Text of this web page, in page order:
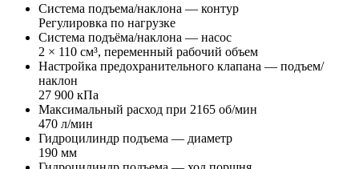
Система подъема/наклона — контур
Регулировка по нагрузке
Система подъёма/наклона — насос
2 × 110 см³, переменный рабочий объем
Настройка предохранительного клапана — подъем/
наклон
27 900 кПа
Максимальный расход при 2165 об/мин
470 л/мин
Гидроцилиндр подъема — диаметр
190 мм